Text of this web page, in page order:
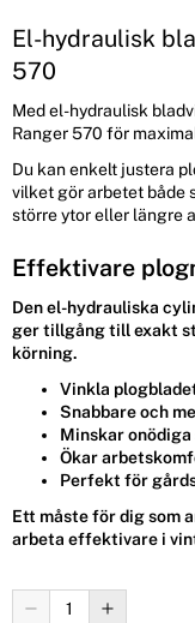
El-hydraulisk
570
Med el-hydraulisk
Ranger 570 för
Du kan enkelt justera
vilket gör arbetet både
större ytor eller längre
Effektivare
Den el-hydrauliska
ger tillgång till exakt
körning.
Vinkla
Snabbare och
Minskar
Ökar
Perfekt för
Ett måste för dig som
arbeta effektivare i